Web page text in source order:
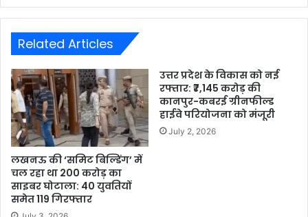
Related Articles
लखनऊ की ‘समिट बिल्डिंग’ में
चल रहा था 200 करोड़ का
साइबर घोटाला: 40 युवतियों
समेत 119 गिरफ्तार
उत्तर प्रदेश के विकास को नई
रफ्तार: ₹7,145 करोड़ की
कानपुर-कबरई ग्रीनफील्ड
हाईवे परियोजना को मंजूरी
July 2, 2026